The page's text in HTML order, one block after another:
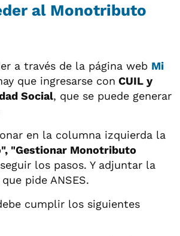
al Monotributo
a través de la página web Mi
que ingresarse con CUIL y
Social, que se puede generar
en la columna izquierda la
"Gestionar Monotributo
los pasos. Y adjuntar la
que pide ANSES.
cumplir los siguientes